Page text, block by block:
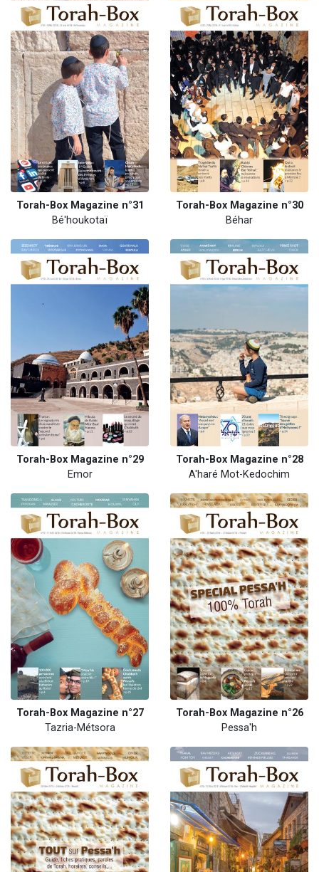
Torah-Box Magazine n°31
Bé'houkotaï
Torah-Box Magazine n°30
Béhar
Torah-Box Magazine n°29
Emor
Torah-Box Magazine n°28
A'haré Mot-Kedochim
Torah-Box Magazine n°27
Tazria-Métsora
Torah-Box Magazine n°26
Pessa'h